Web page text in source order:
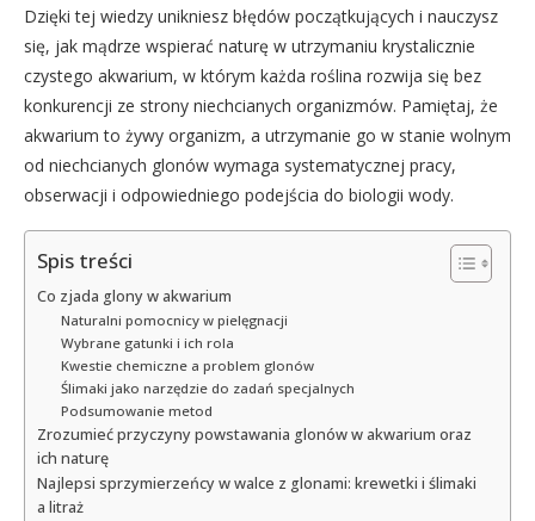
Dzięki tej wiedzy unikniesz błędów początkujących i nauczysz
się, jak mądrze wspierać naturę w utrzymaniu krystalicznie
czystego akwarium, w którym każda roślina rozwija się bez
konkurencji ze strony niechcianych organizmów. Pamiętaj, że
akwarium to żywy organizm, a utrzymanie go w stanie wolnym
od niechcianych glonów wymaga systematycznej pracy,
obserwacji i odpowiedniego podejścia do biologii wody.
Spis treści
Co zjada glony w akwarium
Naturalni pomocnicy w pielęgnacji
Wybrane gatunki i ich rola
Kwestie chemiczne a problem glonów
Ślimaki jako narzędzie do zadań specjalnych
Podsumowanie metod
Zrozumieć przyczyny powstawania glonów w akwarium oraz
ich naturę
Najlepsi sprzymierzeńcy w walce z glonami: krewetki i ślimaki
a litraż